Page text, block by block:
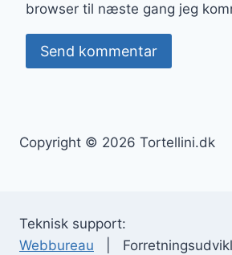
browser til næste gang jeg
Copyright © 2026 Tortellini.dk
Teknisk support:
Webbureau |